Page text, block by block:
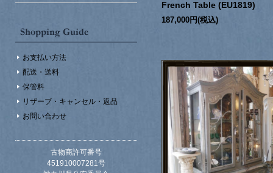
お支払い方法
配送・送料
保管料
リザーブ・キャンセル・返品
お問い合わせ
古物商許可番号
451910007281号
French Table (EU1819)
187,000円(税込)